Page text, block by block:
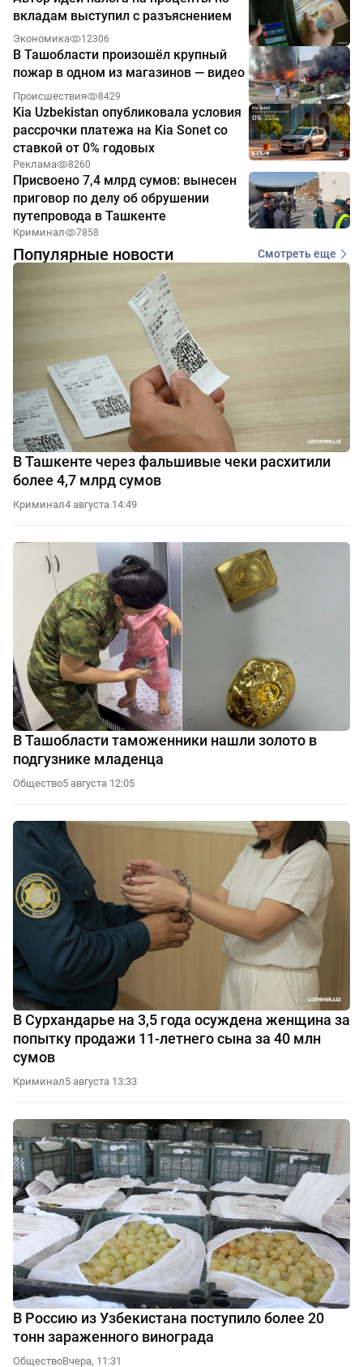
вкладам выступил с разъяснением
Экономика 12306
В Ташобласти произошёл крупный
пожар в одном из магазинов — видео
Происшествия 8429
Kia Uzbekistan опубликовала условия
рассрочки платежа на Kia Sonet со
ставкой от 0% годовых
Реклама 8260
Присвоено 7,4 млрд сумов: вынесен
приговор по делу об обрушении
путепровода в Ташкенте
Криминал 7858
Популярные новости Смотреть еще
В Ташкенте через фальшивые чеки расхитили
более 4,7 млрд сумов
Криминал4 августа 14:49
В Ташобласти таможенники нашли золото в
подгузнике младенца
Общество5 августа 12:05
В Сурхандарье на 3,5 года осуждена женщина за
попытку продажи 11-летнего сына за 40 млн
сумов
Криминал5 августа 13:33
В Россию из Узбекистана поступило более 20
тонн зараженного винограда
ОбществоВчера, 11:31